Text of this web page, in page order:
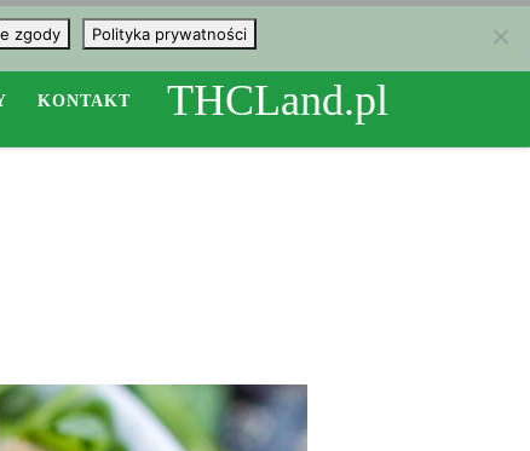
THCLand.pl
KONTAKT
zgody Polityka prywatności